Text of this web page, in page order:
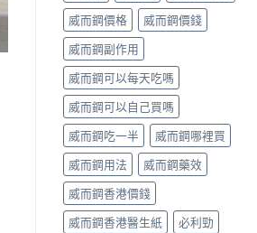
威而鋼價格
威而鋼價錢
威而鋼副作用
威而鋼可以每天吃嗎
威而鋼可以自己買嗎
威而鋼吃一半
威而鋼哪裡買
威而鋼用法
威而鋼藥效
威而鋼香港價錢
威而鋼香港醫生紙
必利勁